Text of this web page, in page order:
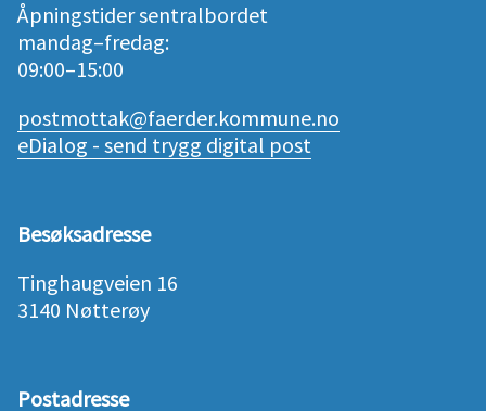
Åpningstider sentralbordet
mandag–fredag:
09:00–15:00
postmottak@faerder.kommune.no
eDialog - send trygg digital post
Besøksadresse
Tinghaugveien 16
3140 Nøtterøy
Postadresse